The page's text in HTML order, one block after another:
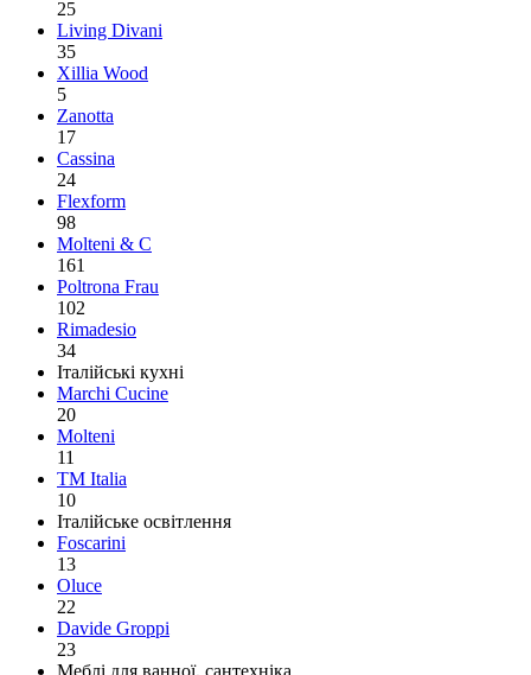
25
Living Divani
35
Xillia Wood
5
Zanotta
17
Cassina
24
Flexform
98
Molteni & C
161
Poltrona Frau
102
Rimadesio
34
Італійські кухні
Marchi Cucine
20
Molteni
11
TM Italia
10
Італійське освітлення
Foscarini
13
Oluce
22
Davide Groppi
23
Меблі для ванної, сантехніка